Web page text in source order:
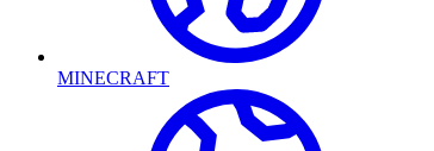
MINECRAFT